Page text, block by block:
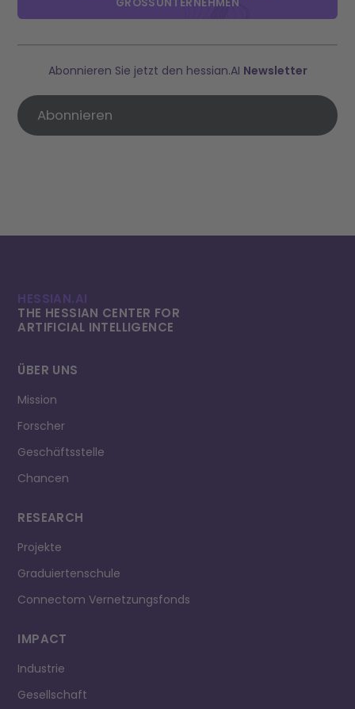
ROSSUNTERNEHMEN
Abonnieren Sie jetzt den hessian.AI Newsletter
Abonnieren
HESSIAN.AI
THE HESSIAN CENTER FOR
ARTIFICIAL INTELLI­GENCE
ÜBER UNS
Mission
Forscher
Geschäftsstelle
Chancen
RESEARCH
Projekte
Graduiertenschule
Connectom Vernetzungsfonds
IMPACT
Industrie
Gesellschaft